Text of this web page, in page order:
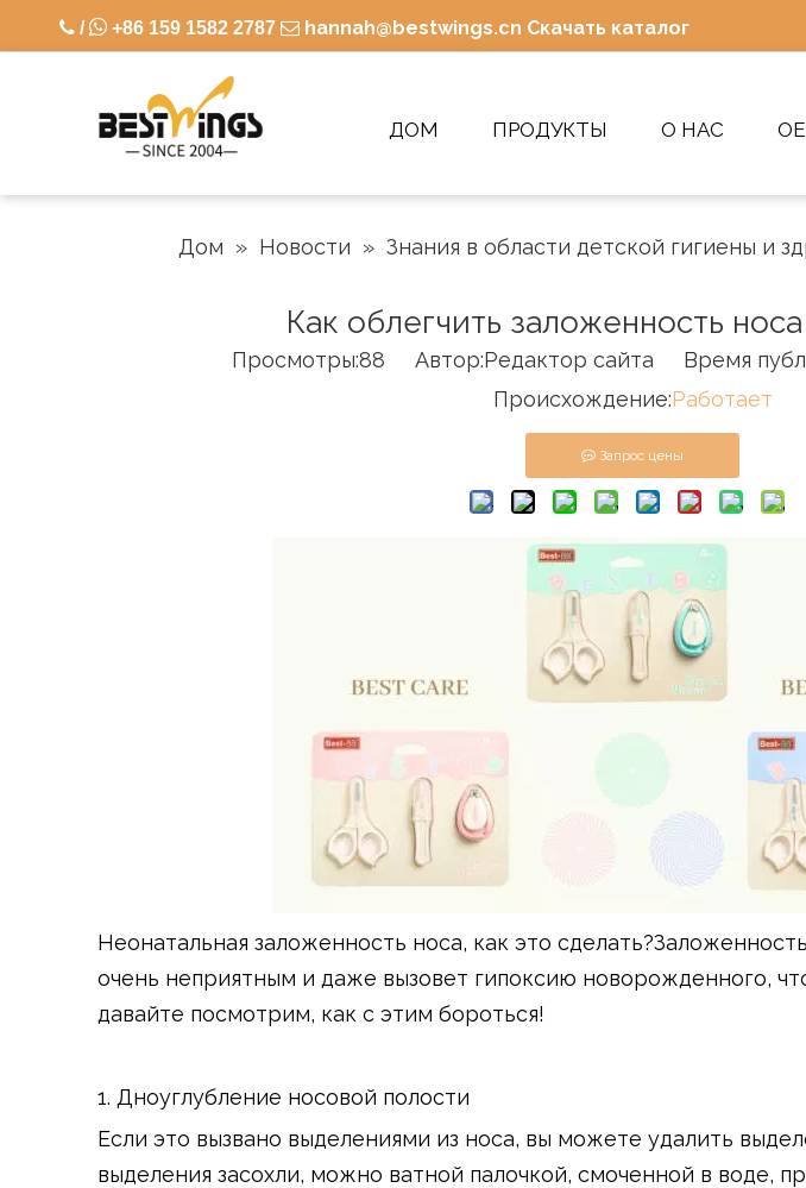
 / +86 159 1582 2787  hannah@bestwings.cn Скачать каталог
ДОМ ПРОДУКТЫ О НАС
Дом » Новости » Знания в области детской гигиены и
Как облегчить заложенность
Просмотры:88 Автор:Pедактор сайта Время
Происхождение:Работает
Запрос цены
Неонатальная заложенность носа, как это
очень неприятным и даже вызовет гипоксию новорожденного,
давайте посмотрим, как с этим бороться!
1. Дноуглубление носовой полости
Если это вызвано выделениями из носа, вы можете удалить
выделения засохли, можно ватной палочкой, смоченной в воде,